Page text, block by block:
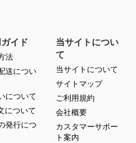
イド
法
送につい
について
について
発行につ
当サイトについ
て
当サイトについて
サイトマップ
ご利用規約
会社概要
カスタマーサポー
ト案内